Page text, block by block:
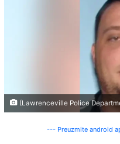
(Lawrenceville Police
--- Preuzmite android